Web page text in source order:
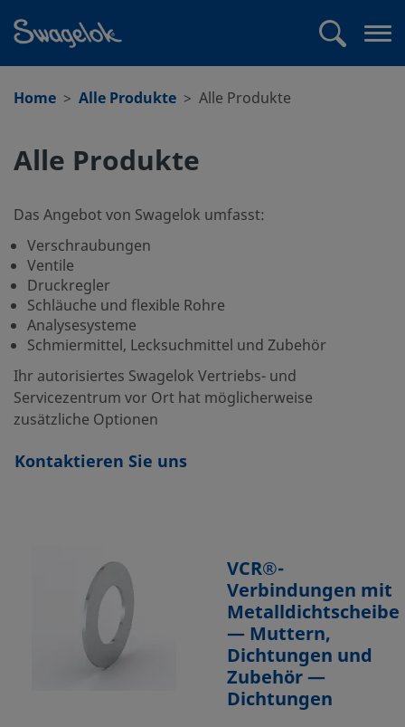
Home
Alle Produkte Alle Produkte
Alle Produkte
Das Angebot von Swagelok umfasst:
Verschraubungen
Ventile
Druckregler
Schläuche und flexible Rohre
Analysesysteme
Schmiermittel, Lecksuchmittel und Zubehör
Ihr autorisiertes Swagelok Vertriebs- und
Servicezentrum vor Ort hat möglicherweise
zusätzliche Optionen
Kontaktieren Sie uns
VCR®-
Verbindungen mit
Metalldichtscheibe
— Muttern,
Dichtungen und
Zubehör —
Dichtungen